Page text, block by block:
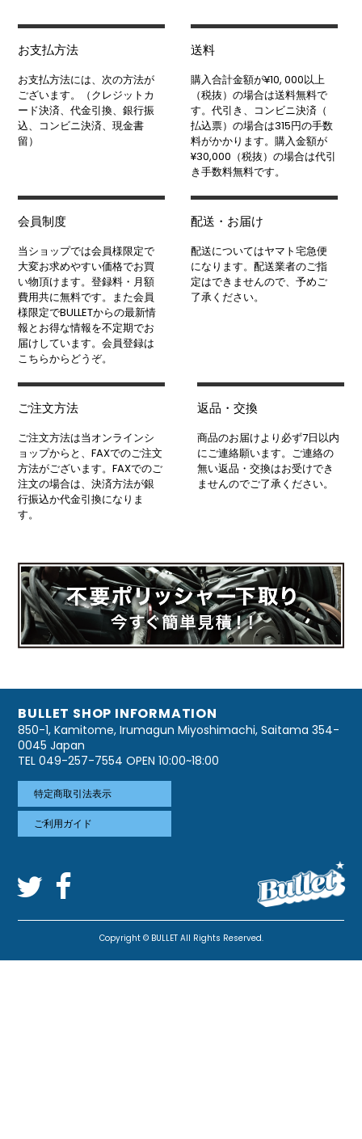
お支払方法
お支払方法には、次の方法が
ございます。（クレジットカ
ード決済、代金引換、銀行振
込、コンビニ決済、現金書
留）
送料
購入合計金額が¥10, 000以上
（税抜）の場合は送料無料で
す。代引き、コンビニ決済（
払込票）の場合は315円の手数
料がかかります。購入金額が
¥30,000（税抜）の場合は代引
き手数料無料です。
会員制度
当ショップでは会員様限定で
大変お求めやすい価格でお買
い物頂けます。登録料・月額
費用共に無料です。また会員
様限定でBULLETからの最新情
報とお得な情報を不定期でお
届けしています。会員登録は
こちらからどうぞ。
配送・お届け
配送についてはヤマト宅急便
になります。配送業者のご指
定はできませんので、予めご
了承ください。
ご注文方法
ご注文方法は当オンラインシ
ョップからと、FAXでのご注文
方法がございます。FAXでのご
注文の場合は、決済方法が銀
行振込か代金引換になりま
す。
返品・交換
商品のお届けより必ず7日以内
にご連絡願います。ご連絡の
無い返品・交換はお受けでき
ませんのでご了承ください。
BULLET SHOP INFORMATION
850-1, Kamitome, Irumagun Miyoshimachi, Saitama 354-
0045 Japan
TEL 049-257-7554 OPEN 10:00~18:00
特定商取引法表示
ご利用ガイド
Copyright © BULLET All Rights Reserved.